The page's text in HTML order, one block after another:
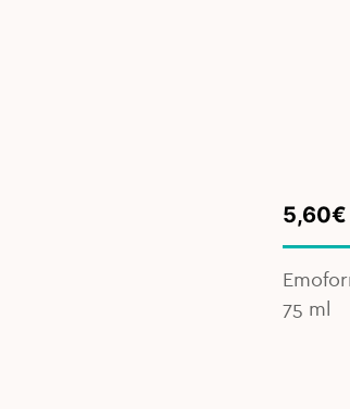
price
was:
5,90€.
5,60€
price
5,60€.
75 ml